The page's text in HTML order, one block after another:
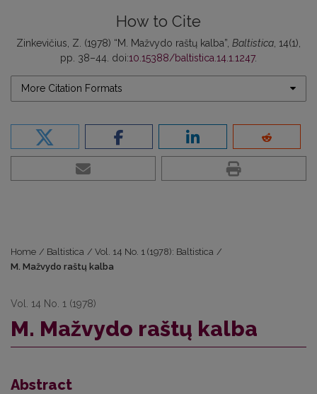
How to Cite
Zinkevičius, Z. (1978) “M. Mažvydo raštų kalba”, Baltistica , 14(1),
pp. 38–44. doi:10.15388/baltistica.14.1.1247.
More Citation Formats
Home / Baltistica / Vol. 14 No. 1 (1978): Baltistica /
M. Mažvydo raštų kalba
Vol. 14 No. 1 (1978)
M. Mažvydo raštų kalba
Abstract